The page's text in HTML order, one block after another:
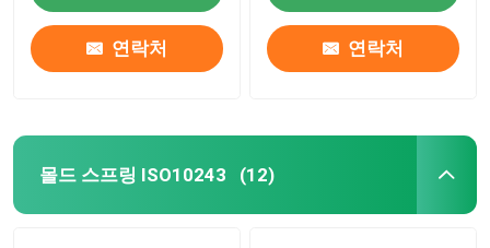
연락처 연락처
몰드 스프링 ISO10243 (12)